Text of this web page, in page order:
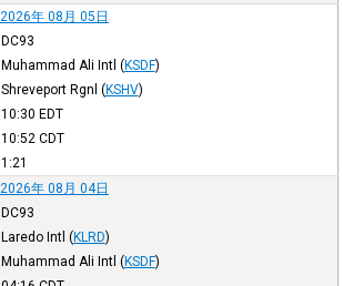
2026年 08月 05日
DC93
Muhammad Ali Intl (KSDF)
Shreveport Rgnl (KSHV)
10:30 EDT
10:52 CDT
1:21
2026年 08月 04日
DC93
Laredo Intl (KLRD)
Muhammad Ali Intl (KSDF)